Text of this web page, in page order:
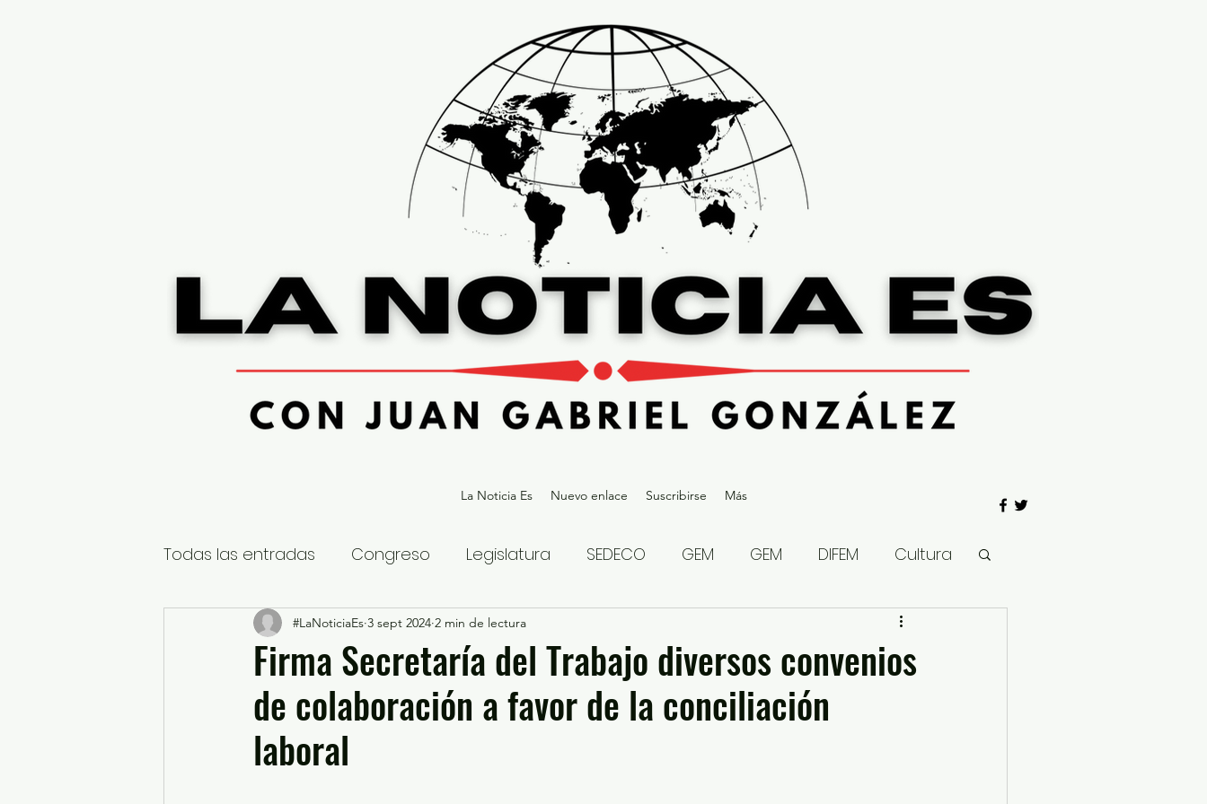
La Noticia Es Nuevo enlace Suscribirse Más
Todas las entradas Congreso Legislatura SEDECO GEM GEM DIFEM Cultura
Nacional Estatal Gubernatura Edoméx 2023
Educación y Cultura Seguridad y Justicia Denuncia Ciudadana
¿Qué pasa en tus municipios?
Firma Secretaría del Trabajo diversos convenios
de colaboración a favor de la conciliación
laboral
#LaNoticiaEs 3 sept 2024 2 min de lectura